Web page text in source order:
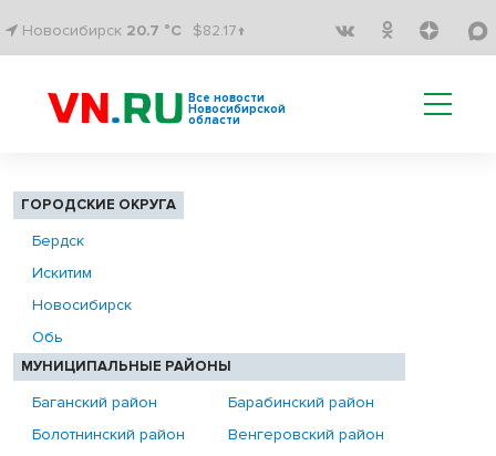
Новосибирск 20.7 °C $82.17↑
Все новости
Новосибирской
области
ГОРОДСКИЕ ОКРУГА
Бердск
Искитим
Новосибирск
Обь
МУНИЦИПАЛЬНЫЕ РАЙОНЫ
Баганский район
Барабинский район
Болотнинский район
Венгеровский район